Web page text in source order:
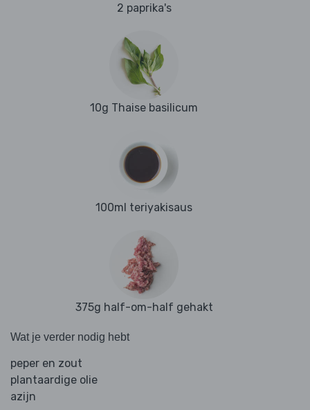
2 paprika's
10g Thaise basilicum
100ml teriyakisaus
375g half-om-half gehakt
Wat je verder nodig hebt
peper en zout
plantaardige olie
azijn